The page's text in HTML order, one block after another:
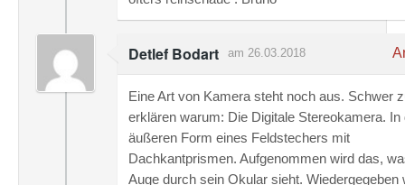
Detlef Bodart am 26.03.2018
Eine Art von Kamera steht noch aus. Schwer
erklären warum: Die Digitale Stereokamera. In
äußeren Form eines Feldstechers mit
Dachkantprismen. Aufgenommen wird das,
Auge durch sein Okular sieht. Wiedergegeben